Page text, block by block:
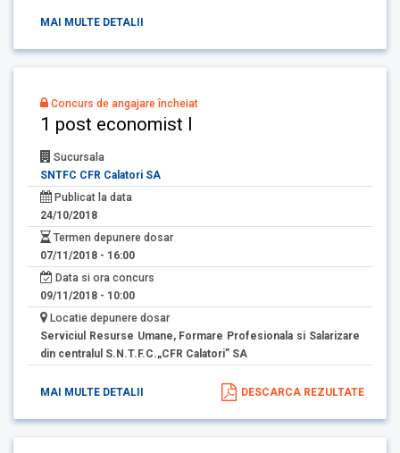
MAI MULTE DETALII
Concurs de angajare încheiat
1 post economist I
Sucursala
SNTFC CFR Calatori SA
Publicat la data
24/10/2018
Termen depunere dosar
07/11/2018 - 16:00
Data si ora concurs
09/11/2018 - 10:00
Locatie depunere dosar
Serviciul Resurse Umane, Formare Profesionala si Salarizare
din centralul S.N.T.F.C.„CFR Calatori” SA
MAI MULTE DETALII DESCARCA REZULTATE